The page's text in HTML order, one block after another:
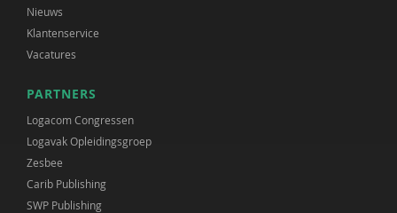
Nieuws
Klantenservice
Vacatures
PARTNERS
Logacom Congressen
Logavak Opleidingsgroep
Zesbee
Carib Publishing
SWP Publishing